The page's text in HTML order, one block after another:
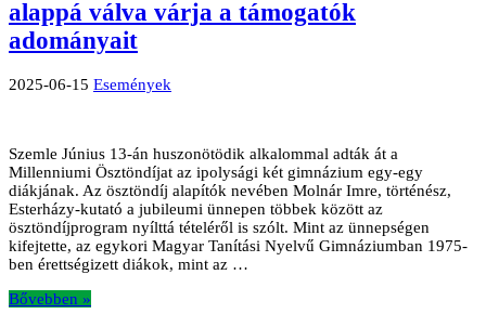
alappá válva várja a támogatók
adományait
2025-06-15 Események
Szemle Június 13-án huszonötödik alkalommal adták át a
Millenniumi Ösztöndíjat az ipolysági két gimnázium egy-egy
diákjának. Az ösztöndíj alapítók nevében Molnár Imre, történész,
Esterházy-kutató a jubileumi ünnepen többek között az
ösztöndíjprogram nyílttá tételéről is szólt. Mint az ünnepségen
kifejtette, az egykori Magyar Tanítási Nyelvű Gimnáziumban 1975-
ben érettségizett diákok, mint az …
Bővebben »